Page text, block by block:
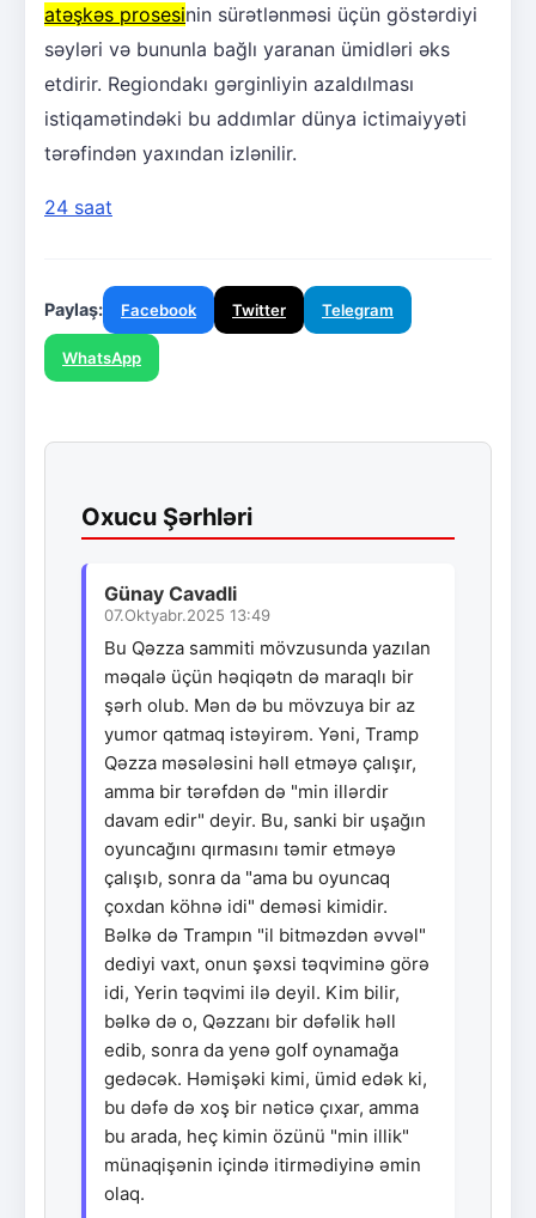
atəşkəs prosesinin sürətlənməsi üçün göstərdiyi
səyləri və bununla bağlı yaranan ümidləri əks
etdirir. Regiondakı gərginliyin azaldılması
istiqamətindəki bu addımlar dünya ictimaiyyəti
tərəfindən yaxından izlənilir.
24 saat
Paylaş: Facebook Twitter Telegram
WhatsApp
Oxucu Şərhləri
Günay Cavadli
07.Oktyabr.2025 13:49
Bu Qəzza sammiti mövzusunda yazılan
məqalə üçün həqiqətn də maraqlı bir
şərh olub. Mən də bu mövzuya bir az
yumor qatmaq istəyirəm. Yəni, Tramp
Qəzza məsələsini həll etməyə çalışır,
amma bir tərəfdən də "min illərdir
davam edir" deyir. Bu, sanki bir uşağın
oyuncağını qırmasını təmir etməyə
çalışıb, sonra da "ama bu oyuncaq
çoxdan köhnə idi" deməsi kimidir.
Bəlkə də Trampın "il bitməzdən əvvəl"
dediyi vaxt, onun şəxsi təqviminə görə
idi, Yerin təqvimi ilə deyil. Kim bilir,
bəlkə də o, Qəzzanı bir dəfəlik həll
edib, sonra da yenə golf oynamağa
gedəcək. Həmişəki kimi, ümid edək ki,
bu dəfə də xoş bir nəticə çıxar, amma
bu arada, heç kimin özünü "min illik"
münaqişənin içində itirmədiyinə əmin
olaq.